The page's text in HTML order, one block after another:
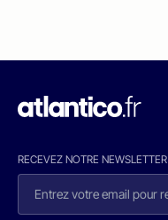
RECEVEZ NOTRE NEWSLETTER